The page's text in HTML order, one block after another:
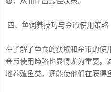
四、鱼饲养技巧与金币使用策略
在了解了鱼食的获取和金币的使
金币使用策略也显得尤为重要。
地养殖鱼类，还能使他们在获得